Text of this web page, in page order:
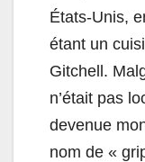
États-Unis,
étant un
Gitchell.
n’était pas
devenue
nom de «